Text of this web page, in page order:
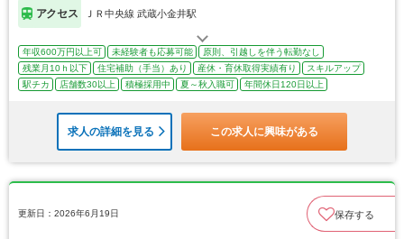
アクセス ＪＲ中央線 武蔵小金井駅
年収600万円以上可 未経験者も応募可能
原則、引越しを伴う転勤なし
残業月10ｈ以下
住宅補助（手当）あり 産休・育休取得実績有り
スキルアップ
駅チカ
店舗数30以上 積極採用中 夏～秋入職可 年間休日120日以上
求人の詳細を見る この求人に興味がある
更新日：2026年6月19日 保存する